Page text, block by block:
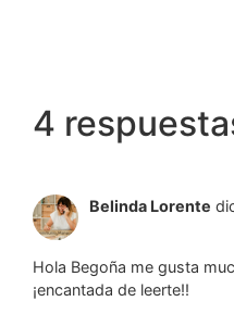
4
Belinda Lorente
Hola Begoña me gusta
¡encantada de leerte!!